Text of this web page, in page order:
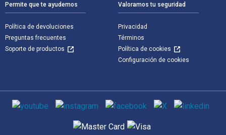
Permite que te ayudemos
Política de devoluciones
Preguntas frecuentes
Soporte de productos
Valoramos tu seguridad
Privacidad
Términos
Política de cookies
Configuración de cookies
Medios de comunicación social
Métodos de pago admitidos